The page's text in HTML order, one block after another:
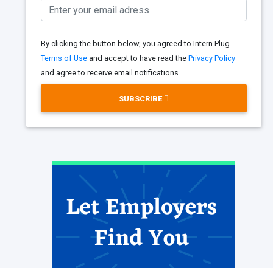
By clicking the button below, you agreed to Intern Plug
Terms of Use and accept to have read the Privacy Policy
and agree to receive email notifications.
SUBSCRIBE